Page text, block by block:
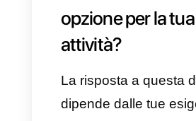
clienti
alcuni:
Interazione in
Esperienza